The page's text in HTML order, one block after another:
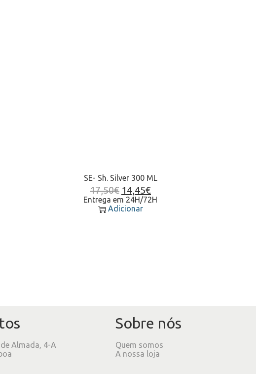
SE- Sh. Silver 300 ML
17,50€ 14,45€
Entrega em 24H/72H
Adicionar
Almada, 4-A
Sobre nós
Quem somos
A nossa loja